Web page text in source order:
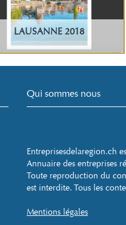
LAUSANNE 2018
Qui sommes nous
Entreprisesdelaregion.ch
Annuaire des entreprises
Toute reproduction du
est interdite. Tous les
Mentions légales